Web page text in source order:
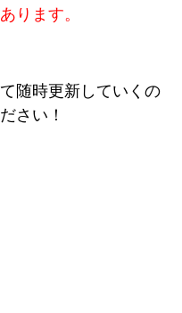
ります。
随時更新していくの
さい！